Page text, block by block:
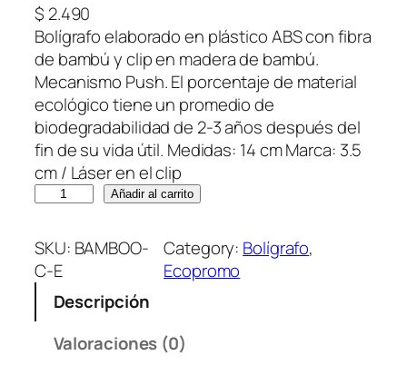
$ 2.490
Bolígrafo elaborado en plástico ABS con fibra
de bambú y clip en madera de bambú.
Mecanismo Push. El porcentaje de material
ecológico tiene un promedio de
biodegradabilidad de 2-3 años después del
fin de su vida útil. Medidas: 14 cm Marca: 3.5
cm / Láser en el clip
l
í
g
Añadir al carrito
SKU: BAMBOO-
C-E
Category: Bolígrafo
Ecopromo
Descripción
Valoraciones (0)